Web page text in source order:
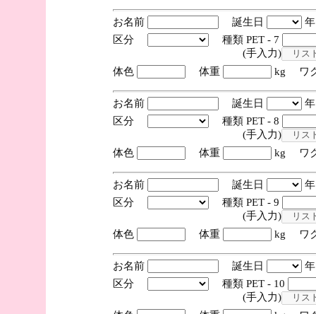
お名前 誕生日
区分
種類 PET - 7
(手入力)
体色
体重 kg ワ
お名前 誕生日
区分
種類 PET - 8
(手入力)
体色
体重 kg ワ
お名前 誕生日
区分
種類 PET - 9
(手入力)
体色
体重 kg ワ
お名前 誕生日
区分
種類 PET - 10
(手入力)